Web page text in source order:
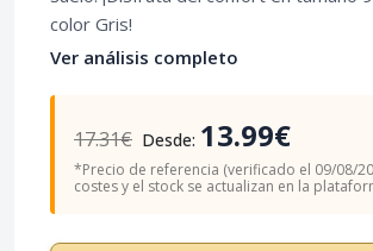
color Gris!
Ver análisis completo
17.31€ Desde: 13.99€
*Precio de referencia (verificado el 09/08/
costes y el stock se actualizan en la